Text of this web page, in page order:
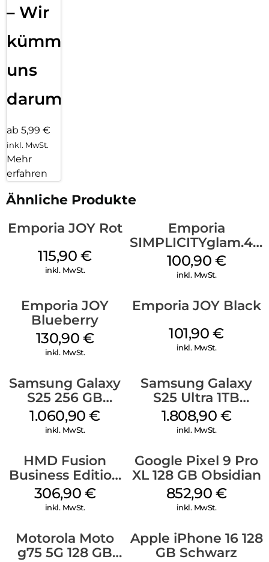
– Wir
kümmern
uns
darum!
ab 5,99 €
inkl. MwSt.
Mehr
erfahren
Ähnliche Produkte
Emporia JOY Rot
115,90€
inkl. MwSt.
Emporia
SIMPLICITYglam.4G
Schwarz
100,90 €
inkl. MwSt.
Emporia JOY
Blueberry
130,90 €
inkl. MwSt.
Emporia JOY Black
101,90€
inkl. MwSt.
Samsung Galaxy
S25 256 GB
Icyblue
1.060,90€
inkl. MwSt.
Samsung Galaxy
S25 Ultra 1TB
Titanium Black
1.808,90 €
inkl. MwSt.
HMD Fusion
Business Edition
256 GB Grey
306,90 €
inkl. MwSt.
Google Pixel 9 Pro
XL 128 GB Obsidian
852,90 €
inkl. MwSt.
Motorola Moto
g75 5G 128 GB
Apple iPhone 16 128
GB Schwarz